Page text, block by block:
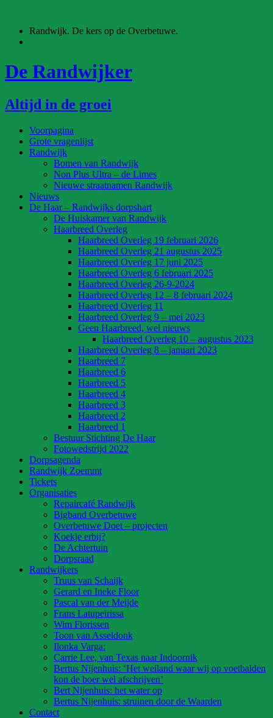
inhoud
Randwijk. De kers op de Overbetuwe.
De Randwijker
Altijd in de groei
Voorpagina
Grote vragenlijst
Randwijk
Bomen van Randwijk
Non Plus Ultra – de Limes
Nieuwe straatnamen Randwijk
Nieuws
De Haar – Randwijks dorpshart
De Huiskamer van Randwijk
Haarbreed Overleg
Haarbreed Overleg 19 februari 2026
Haarbreed Overleg 21 augustus 2025
Haarbreed Overleg 17 juni 2025
Haarbreed Overleg 6 februari 2025
Haarbreed Overleg 26-9-2024
Haarbreed Overleg 12 – 8 februari 2024
Haarbreed Overleg 11
Haarbreed Overleg 9 – mei 2023
Geen Haarbreed, wel nieuws
Haarbreed Overleg 10 – augustus 2023
Haarbreed Overleg 8 – januari 2023
Haarbreed 7
Haarbreed 6
Haarbreed 5
Haarbreed 4
Haarbreed 3
Haarbreed 2
Haarbreed 1
Bestuur Stichting De Haar
Fotowedstrijd 2022
Dorpsagenda
Randwijk Zoemmt
Tickets
Organisaties
Repaircafé Randwijk
Bigband Overbetuwe
Overbetuwe Doet – projecten
Koekje erbij?
De Achtertuin
Dorpsraad
Randwijkers
Truus van Schaijk
Gerard en Ineke Floor
Pascal van der Meijde
Frans Latupeirissa
Wim Florissen
Toon van Asseldonk
Ilonka Varga:
Carrie Lee, van Texas naar Indoornik
Bertus Nijenhuis: ‘Het weiland waar wij op voetbalden
kon de boer wel afschrijven’
Bert Nijenhuis: het water op
Bertus Nijenhuis: struinen door de Waarden
Contact